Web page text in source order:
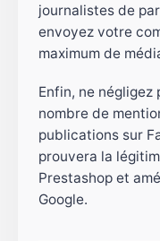
journalistes de
envoyez votre
maximum de
Enfin, ne négligez
nombre de
publications sur
prouvera la
Prestashop et
Google.